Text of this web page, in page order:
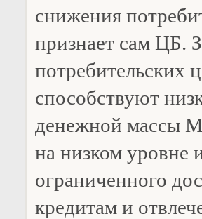
снижения
признает сам ЦБ.
потребительских
способствуют
денежной массы
на низком уровне
ограниченного
кредитам и